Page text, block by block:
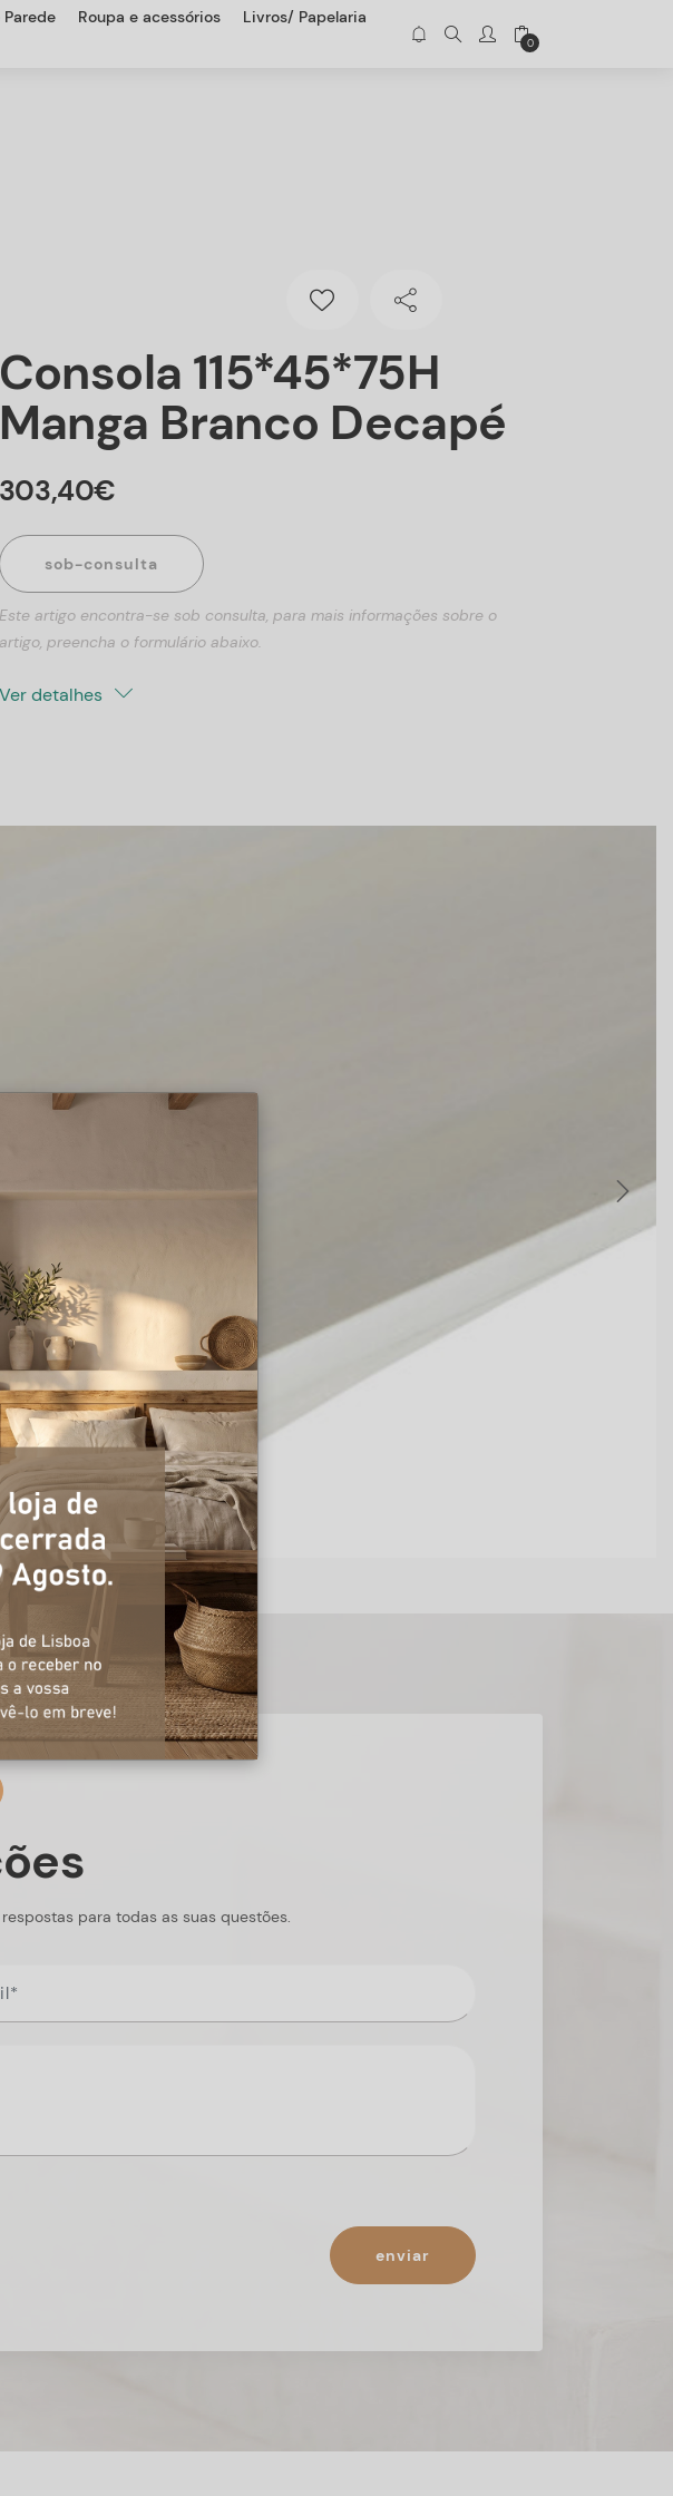
Roupa e acessórios
Livros/ Papelaria
0
Consola 115*45*75H
Manga Branco Decapé
303,40€
sob-consulta
Este artigo encontra-se sob consulta, para mais informações sobre o
artigo, preencha o formulário abaixo.
Ver detalhes
para todas as suas questões.
enviar